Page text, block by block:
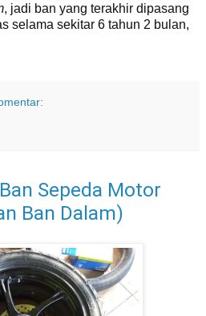
, jadi ban yang terakhir dipasang
selama sekitar 6 tahun 2 bulan,
Sepeda Motor
Ban Dalam)